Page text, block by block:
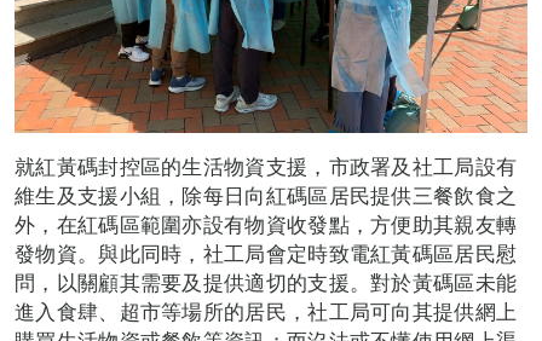
就紅黃碼封控區的生活物資支援，市政署及社工局設有
維生及支援小組，除每日向紅碼區居民提供三餐飲食之
外，在紅碼區範圍亦設有物資收發點，方便助其親友轉
發物資。與此同時，社工局會定時致電紅黃碼區居民慰
問，以關顧其需要及提供適切的支援。對於黃碼區未能
進入食肆、超市等場所的居民，社工局可向其提供網上